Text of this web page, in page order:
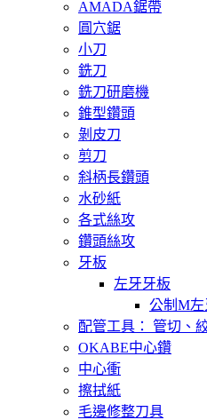
AMADA鋸帶
圓穴鋸
小刀
銑刀
銑刀研磨機
錐型鑽頭
剝皮刀
剪刀
斜柄長鑽頭
水砂紙
各式絲攻
鑽頭絲攻
牙板
左牙牙板
公制M左
配管工具： 管切、
OKABE中心鑽
中心衝
擦拭紙
毛邊修整刀具